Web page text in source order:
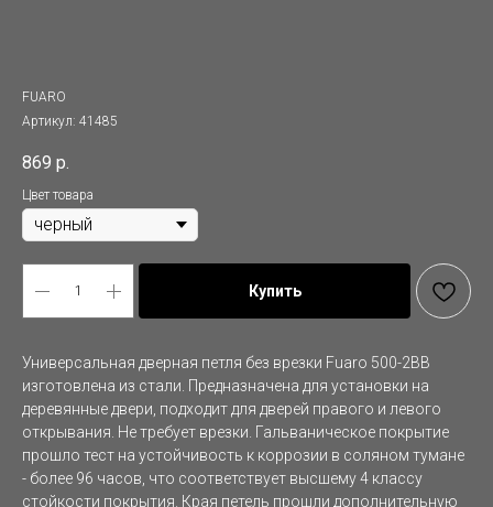
FUARO
Артикул: 41485
869 р.
Цвет товара
Купить
Универсальная дверная петля без врезки Fuaro 500-2BB
изготовлена из стали. Предназначена для установки на
деревянные двери, подходит для дверей правого и левого
открывания. Не требует врезки. Гальваническое покрытие
прошло тест на устойчивость к коррозии в соляном тумане
- более 96 часов, что соответствует высшему 4 классу
стойкости покрытия. Края петель прошли дополнительную